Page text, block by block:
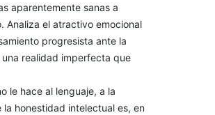
aparentemente sanas a
Analiza el atractivo emocional
progresista ante la
realidad imperfecta que
le hace al lenguaje, a la
honestidad intelectual es, en